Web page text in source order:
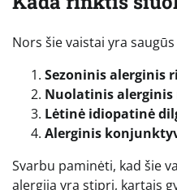
Nors šie vaistai yra
Sezoninis alerginis
Nuolatinis
Lėtinė idiopatinė
Alerginis
Svarbu paminėti, kad šie
alergija yra stipri, kartais